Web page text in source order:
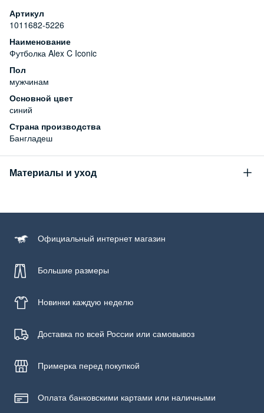
Артикул
1011682-5226
Наименование
Футболка Alex C Iconic
Пол
мужчинам
Основной цвет
синий
Страна производства
Бангладеш
Материалы и уход
100% хлопок
Официальный интернет магазин
Большие размеры
Новинки каждую неделю
Доставка по всей России или самовывоз
Примерка перед покупкой
Оплата банковскими картами или наличными